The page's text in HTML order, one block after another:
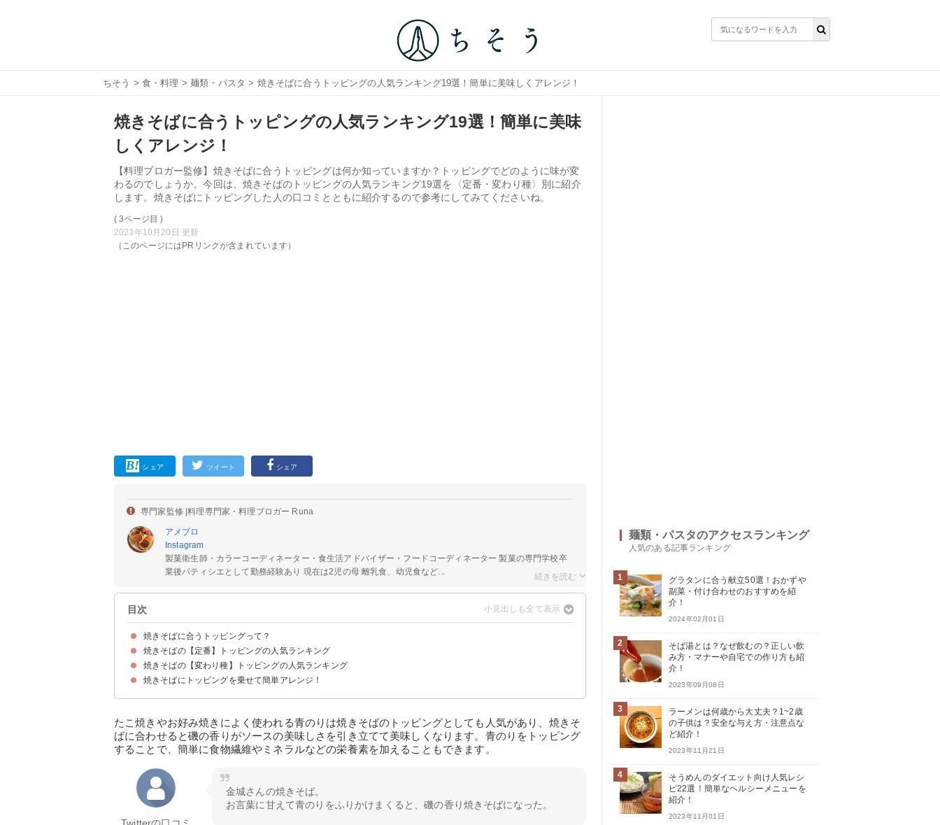
ちそう > 食・料理 >麺類・パスタ > 焼きそばに合うトッピングの人気ランキング19選！簡単に美味しくアレンジ！
焼きそばに合うトッピングの人気ランキング19選！簡単に美味
しくアレンジ！
【料理ブロガー監修】焼きそばに合うトッピングは何か知っていますか？トッピングでどのように味が変
わるのでしょうか。今回は、焼きそばのトッピングの人気ランキング19選を〈定番・変わり種〉別に紹介
します。焼きそばにトッピングした人の口コミとともに紹介するので参考にしてみてくださいね。
( 3ページ目 )
2023年10月20日 更新
（このページにはPRリンクが含まれています）
シェア ツイート シェア
専門家監修 |料理専門家・料理ブロガー Runa
アメブロ
Instagram
製菓衛生師・カラーコーディネーター・食生活アドバイザー・フードコーディネーター 製菓の専門学校卒
業後パティシエとして勤務経験あり 現在は2児の母 離乳食、幼児食など...
目次
焼きそばに合うトッピングって？
焼きそばの【定番】トッピングの人気ランキング
第9位：万能ねぎ
第8位：揚げ玉
第7位：唐辛子
第6位：魚粉
第5位：鰹節
第4位：卵
第3位：紅ショウガ
第2位：青のり
第1位：マヨネーズ
焼きそばの【変わり種】トッピングの人気ランキング
第10位：ゆかり
第9位：辛子明太子
第8位：大葉
第7位：ポテトチップス
第6位：アボカド
第5位：韓国のり
第4位：パクチー
第3位：キムチ
第2位：チーズ
第1位：納豆
焼きそばにトッピングを乗せて簡単アレンジ！
たこ焼きやお好み焼きによく使われる青のりは焼きそばのトッピングとしても人気があり、焼きそ
ばに合わせると磯の香りがソースの美味しさを引き立てて美味しくなります。青のりをトッピング
することで、簡単に食物繊維やミネラルなどの栄養素を加えることもできます。
金城さんの焼きそば。
お言葉に甘えて青のりをふりかけまくると、磯の香り焼きそばになった。
麺類・パスタのアクセスランキング
人気のある記事ランキング
1
グラタンに合う献立50選！おかずや
副菜・付け合わせのおすすめを紹
介！
2024年02月01日
2
そば湯とは？なぜ飲むの？正しい飲
み方・マナーや自宅での作り方も紹
介！
2023年09月08日
3
ラーメンは何歳から大丈夫？1~2歳
の子供は？安全な与え方・注意点な
ど紹介！
2023年11月21日
4
そうめんのダイエット向け人気レシ
ピ22選！簡単なヘルシーメニューを
紹介！
2023年11月01日